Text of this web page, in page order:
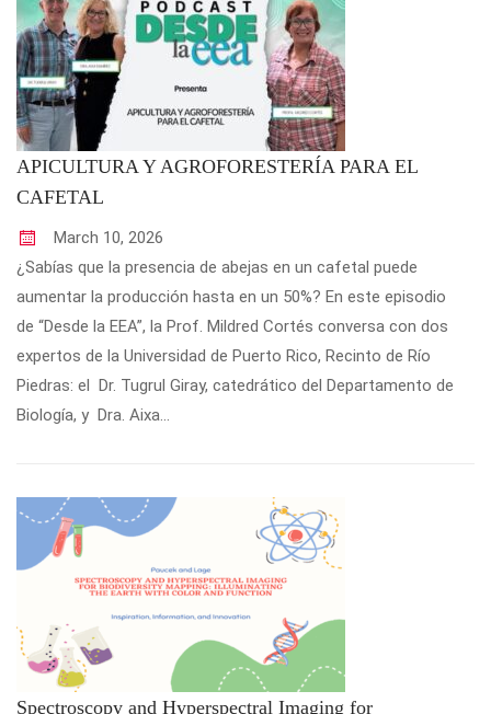
APICULTURA Y AGROFORESTERÍA PARA EL
CAFETAL
March 10, 2026
¿Sabías que la presencia de abejas en un cafetal puede
aumentar la producción hasta en un 50%? En este episodio
de “Desde la EEA”, la Prof. Mildred Cortés conversa con dos
expertos de la Universidad de Puerto Rico, Recinto de Río
Piedras: el Dr. Tugrul Giray, catedrático del Departamento de
Biología, y Dra. Aixa...
Spectroscopy and Hyperspectral Imaging for